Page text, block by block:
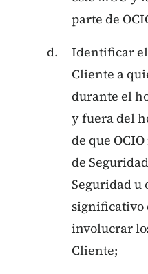
parte de
Identificar
Cliente a
durante el
y fuera del
de que
de
Seguridad u
significativo
involucrar
Cliente;